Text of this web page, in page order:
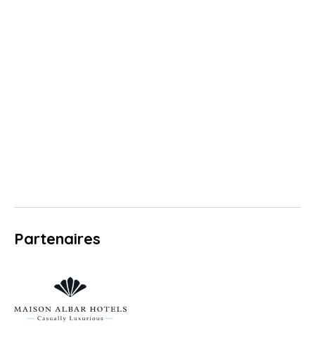
Partenaires